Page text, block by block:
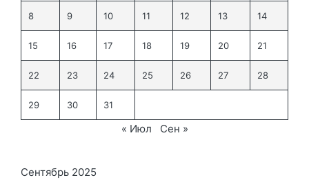
8 9 10 11 12 13 14
15 16 17 18 19 20 21
22 23 24 25 26 27 28
29 30 31
« Июл Сен »
Сентябрь 2025